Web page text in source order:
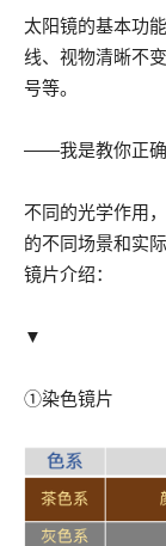
太阳镜的基本功
线、视物清晰不
号等。
——我是教你正
不同的光学作用
的不同场景和实
镜片介绍：
▼
①染色镜片